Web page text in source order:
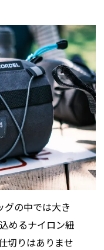
グの中では大き
めるナイロン紐
切りはありませ